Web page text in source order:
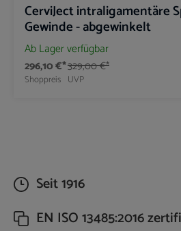
CerviJect intraligamentäre
Gewinde - abgewinkelt
Ab Lager verfügbar
296,10 €*
Shoppreis
329,00 €*
UVP
Seit 1916
EN ISO 13485:2016